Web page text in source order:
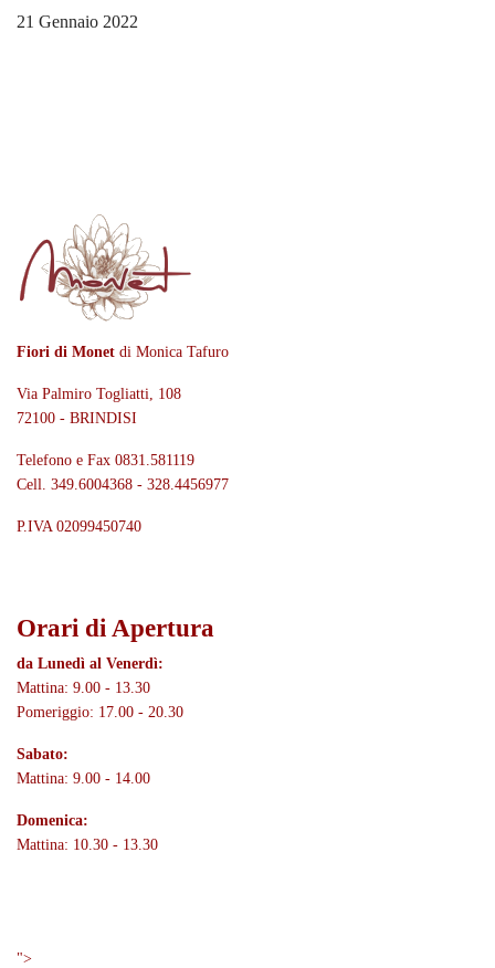
21 Gennaio 2022
Fiori di Monet di Monica Tafuro
Via Palmiro Togliatti, 108
72100 - BRINDISI
Telefono e Fax 0831.581119
Cell. 349.6004368 - 328.4456977
P.IVA 02099450740
Orari di Apertura
da Lunedì al Venerdì:
Mattina: 9.00 - 13.30
Pomeriggio: 17.00 - 20.30
Sabato:
Mattina: 9.00 - 14.00
Domenica:
Mattina: 10.30 - 13.30
">